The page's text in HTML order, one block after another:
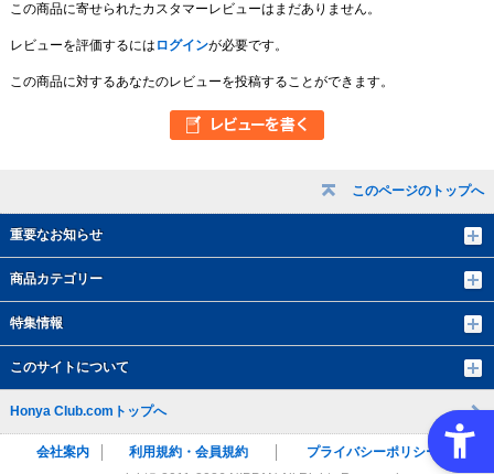
このページのトップへ
重要なお知らせ
商品カテゴリー
特集情報
このサイトについて
この商品に寄せられたカスタマーレビューはまだありません。
レビューを評価するには ログインが必要です。
この商品に対するあなたのレビューを投稿することができます。
Honya Club.comトップへ
会社案内 利用規約・会員規約
プライバシーポリシー